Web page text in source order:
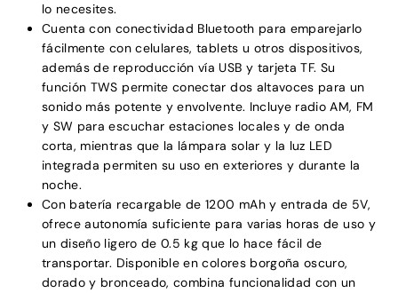
lo necesites.
Cuenta con conectividad Bluetooth para emparejarlo
fácilmente con celulares, tablets u otros dispositivos,
además de reproducción vía USB y tarjeta TF. Su
función TWS permite conectar dos altavoces para un
sonido más potente y envolvente. Incluye radio AM, FM
y SW para escuchar estaciones locales y de onda
corta, mientras que la lámpara solar y la luz LED
integrada permiten su uso en exteriores y durante la
noche.
Con batería recargable de 1200 mAh y entrada de 5V,
ofrece autonomía suficiente para varias horas de uso y
un diseño ligero de 0.5 kg que lo hace fácil de
transportar. Disponible en colores borgoña oscuro,
dorado y bronceado, combina funcionalidad con un